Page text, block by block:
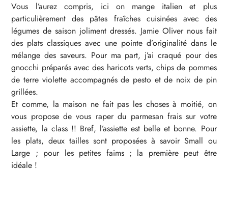
Vous l’aurez compris, ici on mange italien et plus
particulièrement des pâtes fraîches cuisinées avec des
légumes de saison joliment dressés. Jamie Oliver nous fait
des plats classiques avec une pointe d’originalité dans le
mélange des saveurs. Pour ma part, j’ai craqué pour des
gnocchi préparés avec des haricots verts, chips de pommes
de terre violette accompagnés de pesto et de noix de pin
grillées.
Et comme, la maison ne fait pas les choses à moitié, on
vous propose de vous raper du parmesan frais sur votre
assiette, la class !! Bref, l’assiette est belle et bonne. Pour
les plats, deux tailles sont proposées à savoir Small ou
Large ; pour les petites faims ; la première peut être
idéale !